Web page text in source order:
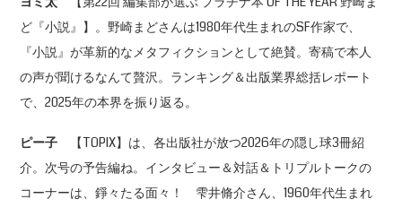
ど『小説』】。野崎まどさんは1980年代生まれのSF作家で、
『小説』が革新的なメタフィクションとして絶賛。寄稿で本人
の声が聞けるなんて贅沢。ランキング＆出版業界総括レポート
で、2025年の本界を振り返る。
ピー子 【TOPIX】は、各出版社が放つ2026年の隠し球3冊紹
介。次号の予告編ね。インタビュー＆対話＆トリプルトークの
コーナーは、錚々たる面々！ 雫井脩介さん、1960年代生まれ